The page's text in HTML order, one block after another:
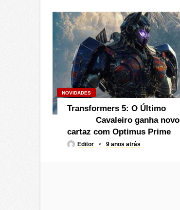
NOVIDADES
Transformers 5: O Último
Cavaleiro ganha novo
cartaz com Optimus Prime
Editor 9 anos atrás